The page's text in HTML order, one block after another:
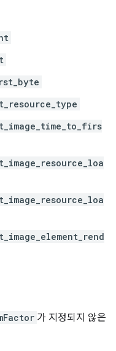
가 지정되지 않은